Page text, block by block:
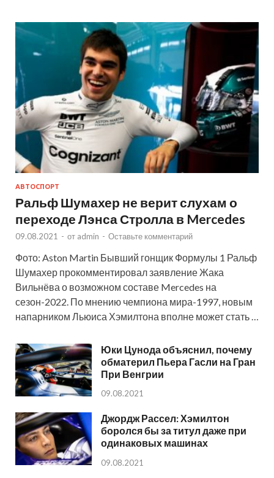
АВТОСПОРТ
Ральф Шумахер не верит слухам о
переходе Лэнса Стролла в Mercedes
09.08.2021 - от admin - Оставьте комментарий
Фото: Aston Martin Бывший гонщик Формулы 1 Ральф
Шумахер прокомментировал заявление Жака
Вильнёва о возможном составе Mercedes на
сезон-2022. По мнению чемпиона мира-1997, новым
напарником Льюиса Хэмилтона вполне может стать …
Юки Цунода объяснил, почему
обматерил Пьера Гасли на Гран
При Венгрии
09.08.2021
Джордж Рассел: Хэмилтон
боролся бы за титул даже при
одинаковых машинах
09.08.2021